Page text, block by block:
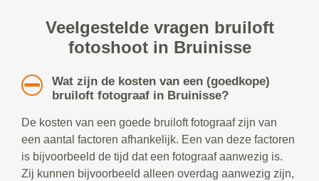
Veelgestelde vragen bruiloft
fotoshoot in Bruinisse
Wat zijn de kosten van een (goedkope)
bruiloft fotograaf in Bruinisse?
De kosten van een goede bruiloft fotograaf zijn van
een aantal factoren afhankelijk. Een van deze factoren
is bijvoorbeeld de tijd dat een fotograaf aanwezig is.
Zij kunnen bijvoorbeeld alleen overdag aanwezig zijn,